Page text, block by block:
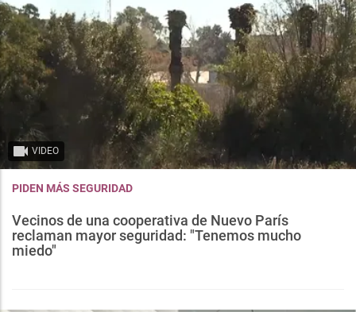
VIDEO
PIDEN MÁS SEGURIDAD
Vecinos de una cooperativa de Nuevo París
reclaman mayor seguridad: "Tenemos mucho
miedo"